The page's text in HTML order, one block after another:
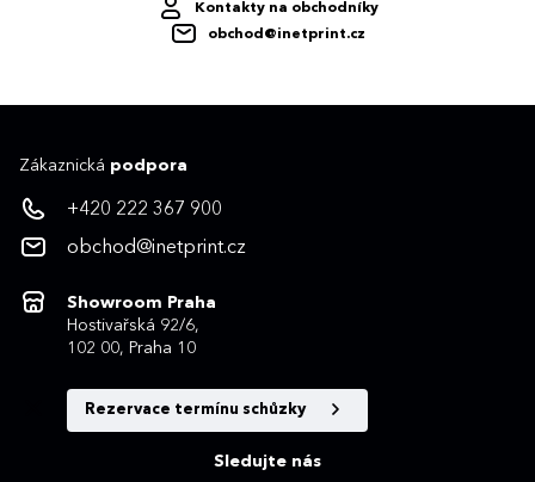
Kontakty na obchodníky
obchod@inetprint.cz
Zákaznická podpora
+420 222 367 900
obchod@inetprint.cz
Showroom Praha
Hostivařská 92/6,
102 00, Praha 10
Rezervace termínu schůzky
Sledujte nás